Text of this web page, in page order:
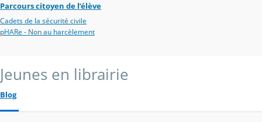
Parcours citoyen de l’élève
Cadets de la sécurité civile
pHARe - Non au harcèlement
Jeunes en librairie
Blog